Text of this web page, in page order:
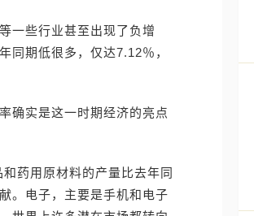
一些行业甚至出现了负增
同期低很多，仅达7.12％，
确实是这一时期经济的亮点
药用原材料的产量比去年同
。电子，主要是手机和电子